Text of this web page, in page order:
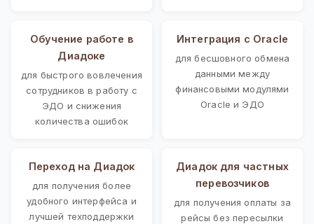
Обучение работе в
Диадоке
для быстрого вовлечения
сотрудников в работу с
ЭДО и снижения
количества ошибок
Интеграция с Oracle
для бесшовного обмена
данными между
финансовыми модулями
Oracle и ЭДО
Переход на Диадок
для получения более
удобного интерфейса и
лучшей техподдержки
Диадок для частных
перевозчиков
для получения оплаты за
рейсы без пересылки